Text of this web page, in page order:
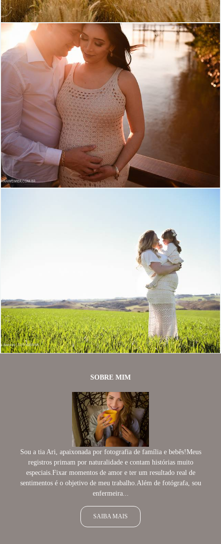
1720 78
3589 24
SOBRE MIM
Sou a tia Ari, apaixonada por fotografia de família e bebês!Meus
registros primam por naturalidade e contam histórias muito
especiais.Fixar momentos de amor e ter um resultado real de
sentimentos é o objetivo de meu trabalho.Além de fotógrafa, sou
enfermeira...
SAIBA MAIS